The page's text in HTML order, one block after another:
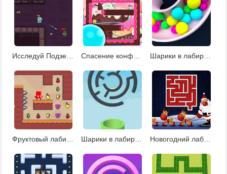
Исследуй Подземелье Шарики в лабиринте 2
Шарики в лабиринте Новогодний лабиринт